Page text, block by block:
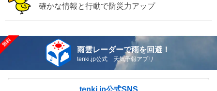
確かな情報と行動で防災力アップ
雨雲レーダーで雨を回避！
tenki.jp公式 天気予報アプリ
tenki.jp公式SNS